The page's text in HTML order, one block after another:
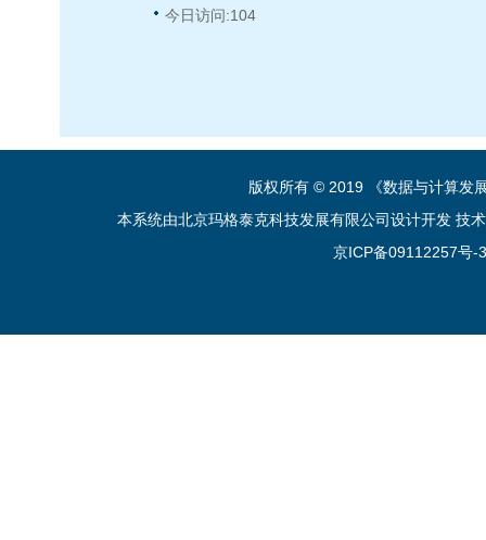
今日访问:104
版权所有 © 2019 《数据与计算发
本系统由北京玛格泰克科技发展有限公司设计开发 技
京ICP备09112257号-